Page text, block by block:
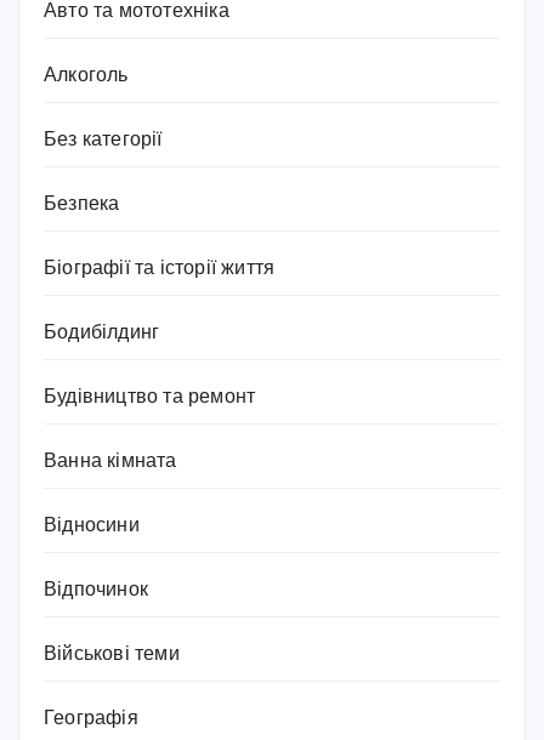
Авто та мототехніка
Алкоголь
Без категорії
Безпека
Біографії та історії життя
Бодибілдинг
Будівництво та ремонт
Ванна кімната
Відносини
Відпочинок
Військові теми
Географія